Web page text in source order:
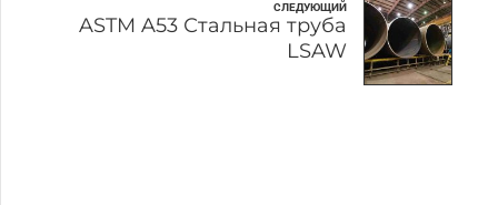
СЛЕДУЮЩИЙ
ASTM A53 Стальная труба
LSAW